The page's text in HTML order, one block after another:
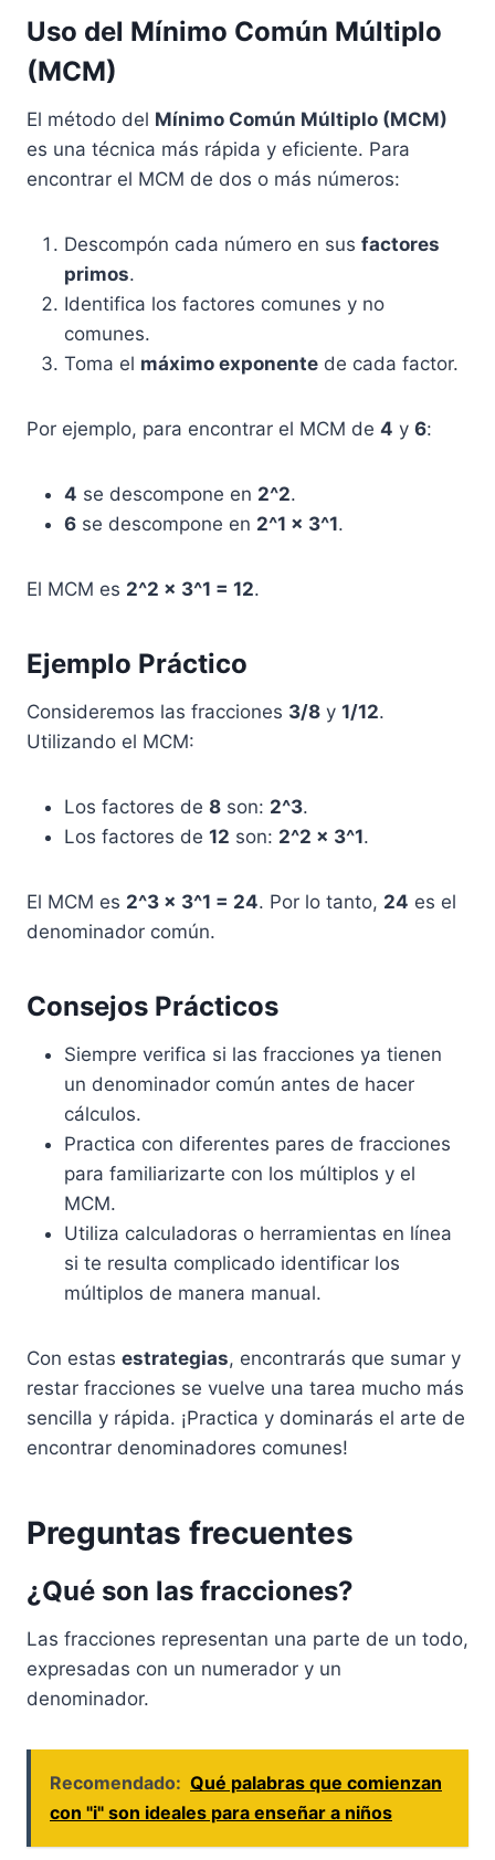
Uso del Mínimo Común Múltiplo
(MCM)
El método del Mínimo Común Múltiplo (MCM)
es una técnica más rápida y eficiente. Para
encontrar el MCM de dos o más números:
Descompón cada número en sus factores
primos.
Identifica los factores comunes y no
comunes.
Toma el máximo exponente de cada factor.
Por ejemplo, para encontrar el MCM de 4 y 6:
4 se descompone en 2^2.
6 se descompone en 2^1 x 3^1.
El MCM es 2^2 x 3^1 = 12.
Ejemplo Práctico
Consideremos las fracciones 3/8 y 1/12.
Utilizando el MCM:
Los factores de 8 son: 2^3.
Los factores de 12 son: 2^2 x 3^1.
El MCM es 2^3 x 3^1 = 24. Por lo tanto, 24 es el
denominador común.
Consejos Prácticos
Siempre verifica si las fracciones ya tienen
un denominador común antes de hacer
cálculos.
Practica con diferentes pares de fracciones
para familiarizarte con los múltiplos y el
MCM.
Utiliza calculadoras o herramientas en línea
si te resulta complicado identificar los
múltiplos de manera manual.
Con estas estrategias, encontrarás que sumar y
restar fracciones se vuelve una tarea mucho más
sencilla y rápida. ¡Practica y dominarás el arte de
encontrar denominadores comunes!
Preguntas frecuentes
¿Qué son las fracciones?
Las fracciones representan una parte de un todo,
expresadas con un numerador y un
denominador.
Recomendado: Qué palabras que comienzan
con "i" son ideales para enseñar a niños